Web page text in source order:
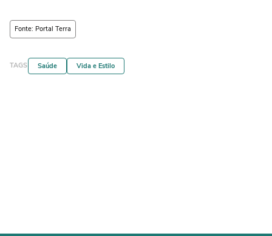
Fonte: Portal Terra
TAGS Saúde Vida e Estilo